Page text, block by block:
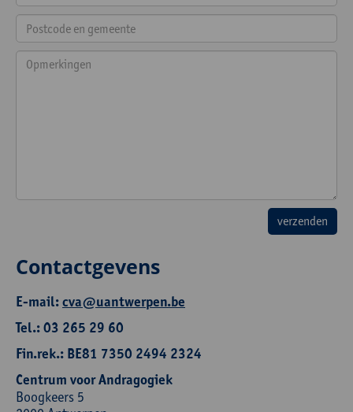
Contactgevens
E-mail:cva@uantwerpen.be
Tel.: 03 265 29 60
Fin.rek.: BE81 7350 2494 2324
Centrum voor Andragogiek
Boogkeers 5